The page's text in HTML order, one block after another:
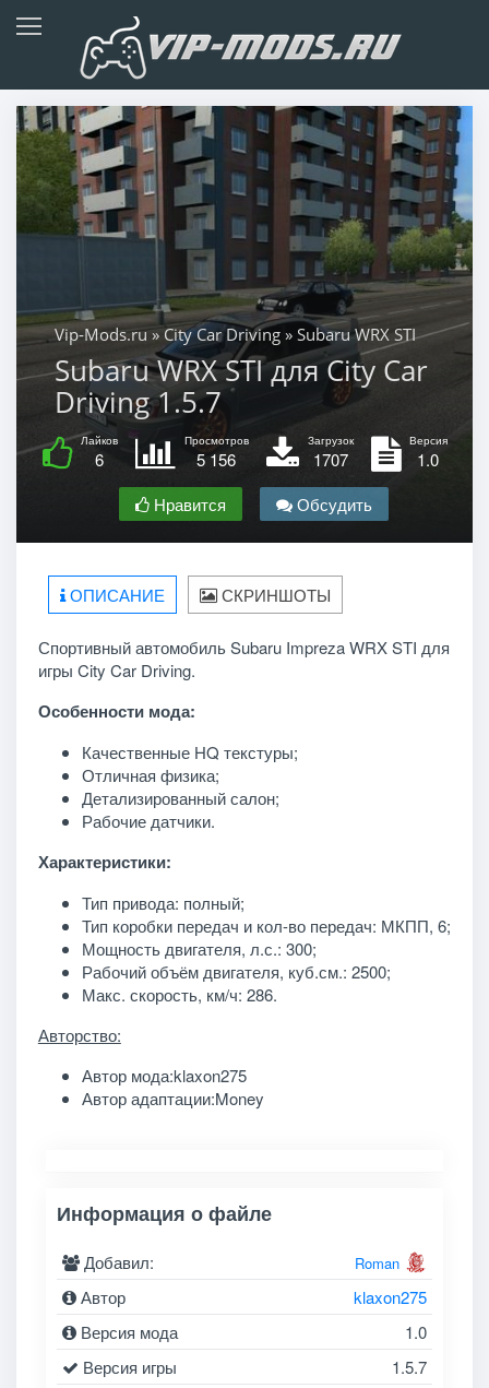
Vip-Mods.ru » City Car Driving» Subaru WRX STI
Subaru WRX STI для City Car
Driving 1.5.7
Лайков
6
Просмотров
5 156
Загрузок
1707
Версия
1.0
Нравится
Обсудить
ОПИСАНИЕ СКРИНШОТЫ
Спортивный автомобиль Subaru Impreza WRX STI для
игры City Car Driving.
Особенности мода:
Качественные HQ текстуры;
Отличная физика;
Детализированный салон;
Рабочие датчики.
Характеристики:
Тип привода: полный;
Тип коробки передач и кол-во передач: МКПП, 6;
Мощность двигателя, л.с.: 300;
Рабочий объём двигателя, куб.см.: 2500;
Макс. скорость, км/ч: 286.
Авторство:
Автор мода:klaxon275
Автор адаптации:Money
Информация о файле
Добавил: Roman
Автор
klaxon275
Версия мода
1.0
Версия игры
1.5.7